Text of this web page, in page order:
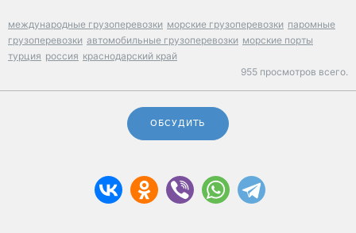
международные грузоперевозки морские грузоперевозки паромные
грузоперевозки автомобильные грузоперевозки морские порты
турция россия краснодарский край
955 просмотров всего.
ОБСУДИТЬ